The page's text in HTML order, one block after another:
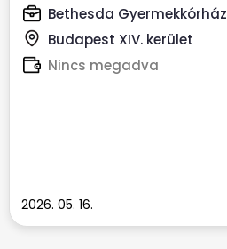
Bethesda Gyermekkórház
Budapest XIV. kerület
Nincs megadva
2026. 05. 16.